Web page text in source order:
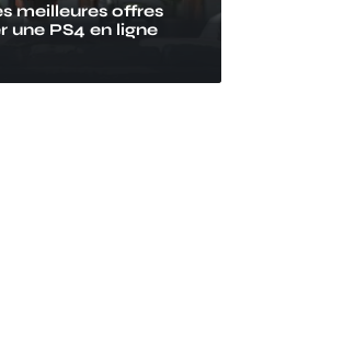
meilleures offres
une PS4 en ligne